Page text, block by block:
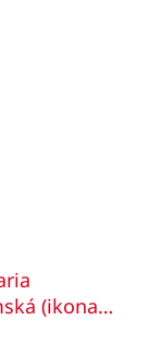
(ikona